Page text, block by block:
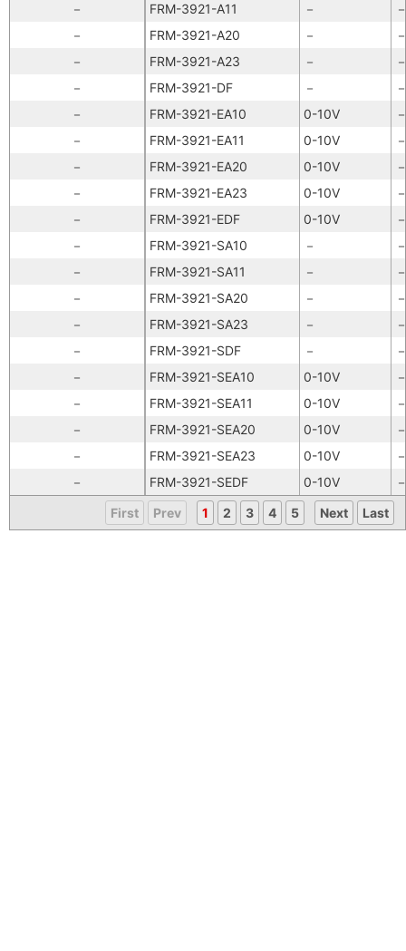
－
FRM-3921-A11 －
－
FRM-3921-A20 －
－
FRM-3921-A23 －
－
FRM-3921-DF －
－
FRM-3921-EA10 0-10V
－
FRM-3921-EA11 0-10V
－
FRM-3921-EA20 0-10V
－
FRM-3921-EA23 0-10V
－
FRM-3921-EDF 0-10V
－
FRM-3921-SA10 －
－
FRM-3921-SA11 －
－
FRM-3921-SA20 －
－
FRM-3921-SA23 －
－
FRM-3921-SDF －
－
FRM-3921-SEA10 0-10V
－
FRM-3921-SEA11 0-10V
－
FRM-3921-SEA20 0-10V
－
FRM-3921-SEA23 0-10V
－
FRM-3921-SEDF 0-10V
First
Prev 1 2 3 4 5 Next Last